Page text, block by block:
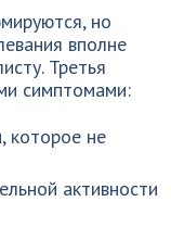
но
вполне
Третья
симптомами:
которое не
активности